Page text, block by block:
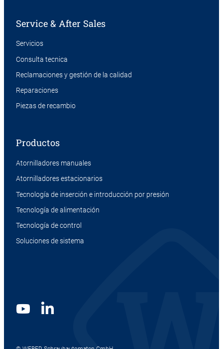
Service & After Sales
Servicios
Consulta tecnica
Reclamaciones y gestión de la calidad
Reparaciones
Piezas de recambio
Productos
Atornilladores manuales
Atornilladores estacionarios
Tecnología de inserción e introducción por presión
Tecnología de alimentación
Tecnología de control
Soluciones de sistema